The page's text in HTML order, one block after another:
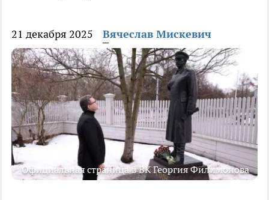
21 декабря 2025 Вячеслав Мискевич
Официальная страница в ВК Георгия Филимонова